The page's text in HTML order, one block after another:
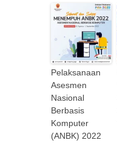
Pelaksanaan
Asesmen
Nasional
Berbasis
Komputer
(ANBK) 2022